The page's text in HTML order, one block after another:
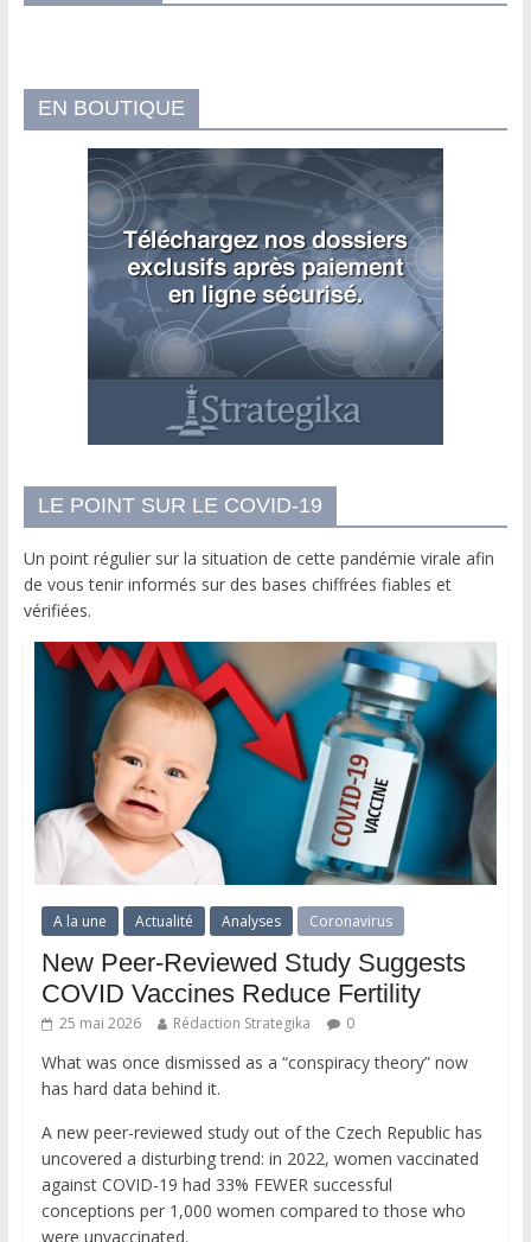
EN BOUTIQUE
LE POINT SUR LE COVID-19
Un point régulier sur la situation de cette pandémie virale afin
de vous tenir informés sur des bases chiffrées fiables et
vérifiées.
A la une Actualité Analyses Coronavirus
New Peer-Reviewed Study Suggests
COVID Vaccines Reduce Fertility
25 mai 2026 Rédaction Strategika 0
What was once dismissed as a “conspiracy theory” now
has hard data behind it.
A new peer-reviewed study out of the Czech Republic has
uncovered a disturbing trend: in 2022, women vaccinated
against COVID-19 had 33% FEWER successful
conceptions per 1,000 women compared to those who
were unvaccinated.